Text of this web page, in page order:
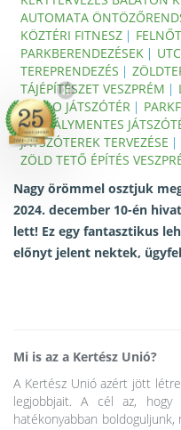
AUTOMATA
KÖZTÉRI FITNESZ
PARKBERENDEZÉSEK
TEREPRENDEZÉS
TÁJÉPÍTÉSZET VESZPRÉM
BUGLO JÁTSZÓTÉR
AKADÁLYMENTES
JÁTSZÓTEREK TERVEZÉSE
ZÖLD TETŐ ÉPÍTÉS
Nagy örömmel osztjuk
2024. december 10-én
lett! Ez egy fantasztikus
előnyt jelent nektek,
Mi is az a Kertész Unió?
A Kertész Unió azért jött
legjobbjait. A cél az, hogy
hatékonyabban
X